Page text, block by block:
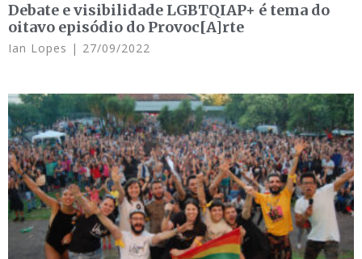
Debate e visibilidade LGBTQIAP+ é tema do
oitavo episódio do Provoc[A]rte
Ian Lopes 27/09/2022